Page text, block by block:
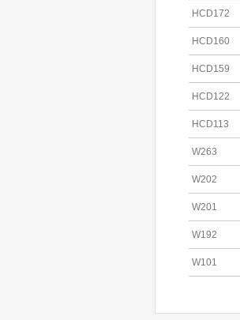
HCD172
HCD160
HCD159
HCD122
HCD113
W263
W202
W201
W192
W101